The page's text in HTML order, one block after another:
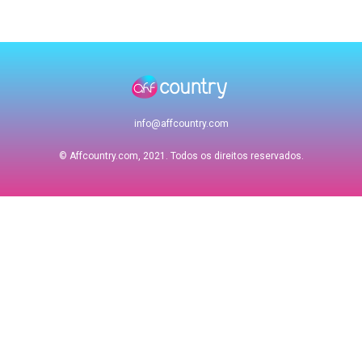
info@affcountry.com
© Affcountry.com, 2021. Todos os direitos reservados.